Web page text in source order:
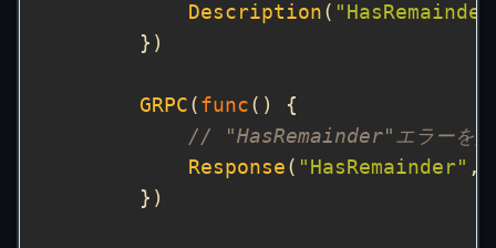
Description ( "HasRemainder
GRPC ( func
// "HasRemainder"エラーを
Response ( "HasRemainder"